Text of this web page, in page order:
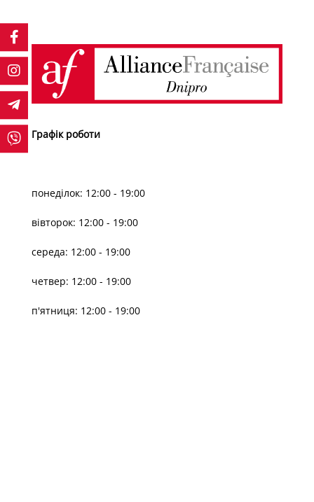
Графік роботи
понеділок: 12:00 - 19:00
вівторок: 12:00 - 19:00
середа: 12:00 - 19:00
четвер: 12:00 - 19:00
п'ятниця: 12:00 - 19:00